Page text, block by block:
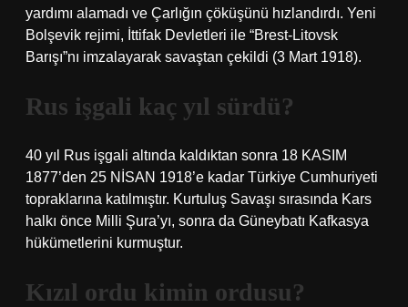
yardımı alamadı ve Çarlığın çöküşünü hızlandırdı. Yeni
Bolşevik rejimi, İttifak Devletleri ile “Brest-Litovsk
Barışı”nı imzalayarak savaştan çekildi (3 Mart 1918).
Rus işgali kaç yıl sürdü?
40 yıl Rus işgali altında kaldıktan sonra 18 KASIM
1877’den 25 NİSAN 1918’e kadar Türkiye Cumhuriyeti
topraklarına katılmıştır. Kurtuluş Savaşı sırasında Kars
halkı önce Milli Şura’yı, sonra da Güneybatı Kafkasya
hükümetlerini kurmuştur.
Kızıl ordu kimin ordusu?